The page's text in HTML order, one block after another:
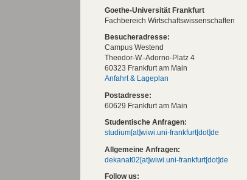
Goethe-Universität Frankfurt
Fachbereich Wirtschaftswissenschaften
Besucheradresse:
Campus Westend
Theodor-W.-Adorno-Platz 4
60323 Frankfurt am Main
Anfahrt & Lageplan
Postadresse:
60629 Frankfurt am Main
Studentische Anfragen:
studium[at]wiwi.uni-frankfurt[dot]de
Allgemeine Anfragen:
dekanat02[at]wiwi.uni-frankfurt[dot]de
Follow us: